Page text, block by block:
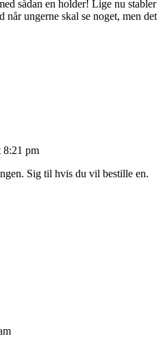
sådan en holder! Lige nu stabler
når ungerne skal se noget, men det
8:21 pm
Sig til hvis du vil bestille en.